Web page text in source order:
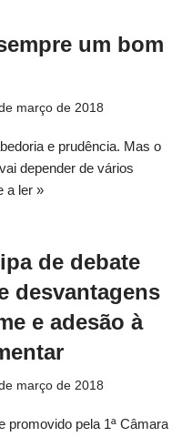
um bom
março de 2018
e prudência. Mas o
depender de vários
a ler »
de debate
desvantagens
e adesão à
março de 2018
promovido pela 1ª Câmara